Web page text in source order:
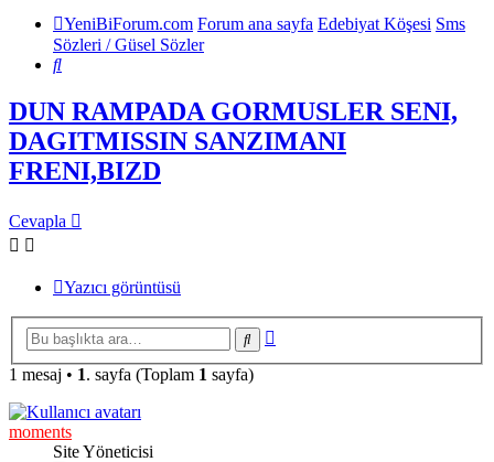
YeniBiForum.com Forum ana sayfa Edebiyat Köşesi Sms
Sözleri / Güsel Sözler
Ara
DUN RAMPADA GORMUSLER SENI,
DAGITMISSIN SANZIMANI
FRENI,BIZD
Cevapla
Yazıcı görüntüsü
Ara
1 mesaj • 1. sayfa (Toplam 1 sayfa)
moments
Site Yöneticisi